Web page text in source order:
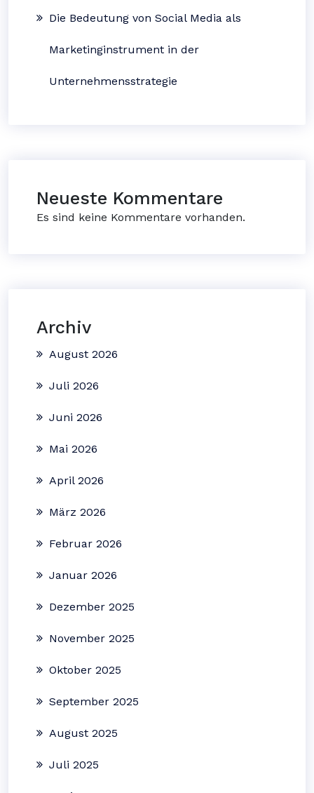
Die Bedeutung von Social Media als
Marketinginstrument in der
Unternehmensstrategie
Neueste Kommentare
Es sind keine Kommentare vorhanden.
Archiv
August 2026
Juli 2026
Juni 2026
Mai 2026
April 2026
März 2026
Februar 2026
Januar 2026
Dezember 2025
November 2025
Oktober 2025
September 2025
August 2025
Juli 2025